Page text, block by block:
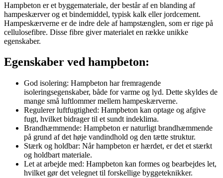
Hampbeton er et byggemateriale, der består af en blanding af
hampeskærver og et bindemiddel, typisk kalk eller jordcement.
Hampeskærverne er de indre dele af hampstænglen, som er rige på
cellulosefibre. Disse fibre giver materialet en række unikke
egenskaber.
Egenskaber ved hampbeton:
God isolering: Hampbeton har fremragende
isoleringsegenskaber, både for varme og lyd. Dette skyldes de
mange små luftlommer mellem hampeskærverne.
Regulerer luftfugtighed: Hampbeton kan optage og afgive
fugt, hvilket bidrager til et sundt indeklima.
Brandhæmmende: Hampbeton er naturligt brandhæmmende
på grund af det høje vandindhold og den tætte struktur.
Stærk og holdbar: Når hampbeton er hærdet, er det et stærkt
og holdbart materiale.
Let at arbejde med: Hampbeton kan formes og bearbejdes let,
hvilket gør det velegnet til forskellige byggeteknikker.